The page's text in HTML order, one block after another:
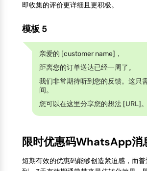
即收集的评价更详细且更积极。
模板 5
亲爱的 [customer name]，
距离您的订单送达已经一周了。
我们非常期待听到您的反馈。这只
间。
您可以在这里分享您的想法 [URL]。
限时优惠码WhatsApp消
短期有效的优惠码能够创造紧迫感，而